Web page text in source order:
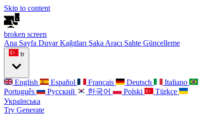
Skip to content
broken screen
Ana Sayfa Duvar Kağıtları Şaka Aracı Sahte Güncelleme
tr
English Español Français Deutsch
Italiano
Português
Русский 한국어 Polski
Türkçe
Українська
Try Generate